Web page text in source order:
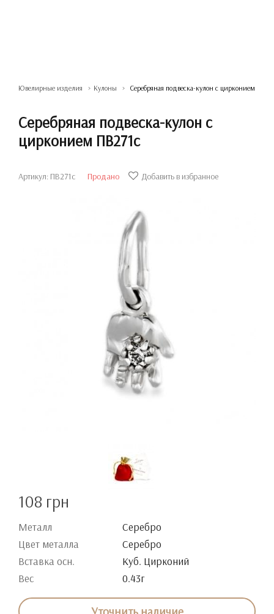
Ювелирные изделия Кулоны Серебряная подвеска-кулон с цирконием
Серебряная подвеска-кулон с
цирконием ПВ271с
Артикул: ПВ271с Продано Добавить в избранное
108 грн
Металл
Серебро
Цвет металла
Серебро
Вставка осн.
Куб. Цирконий
Вес
0.43г